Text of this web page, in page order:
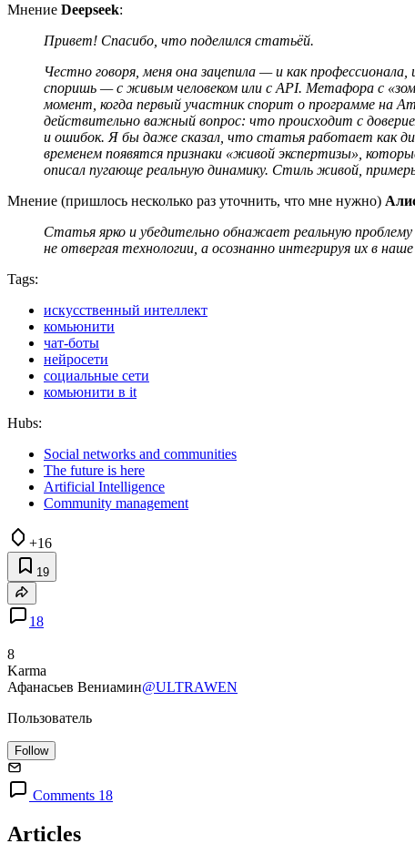
Мнение Deepseek:
Привет! Спасибо, что поделился статьёй.
Честно говоря, меня она зацепила — и как
споришь — с живым человеком или с API. Метафора с
момент, когда первый участник спорит о программе на
действительно важный вопрос: что происходит с
и ошибок. Я бы даже сказал, что статья работает как
временем появятся признаки «живой экспертизы»,
описал пугающе реальную динамику. Стиль живой,
Мнение (пришлось несколько раз уточнить, что мне нужно)
Статья ярко и убедительно обнажает реальную
не отвергая технологии, а осознанно интегрируя их в
Tags:
искусственный интеллект
комьюнити
чат-боты
нейросети
социальные сети
комьюнити в it
Hubs:
Social networks and communities
The future is here
Artificial Intelligence
Community management
+16
19
18
8
Karma
Афанасьев Вениамин@ULTRAWEN
Пользователь
Follow
Comments 18
Articles